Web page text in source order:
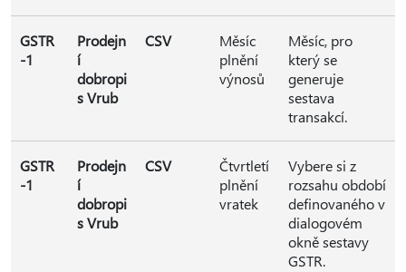
GSTR
-1
Prodejn
í
dobropi
s Vrub
CSV
Měsíc
plnění
výnosů
Měsíc, pro
který se
generuje
sestava
transakcí.
GSTR
-1
Prodejn
í
dobropi
s Vrub
CSV
Čtvrtletí
plnění
vratek
Vybere si z
rozsahu období
definovaného v
dialogovém
okně sestavy
GSTR.